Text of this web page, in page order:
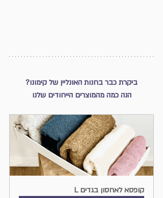
ביקרת כבר בחנות האונליין של קימונו?
הנה כמה מהמוצרים הייחודים שלנו
קופסא לאחסון בגדים L